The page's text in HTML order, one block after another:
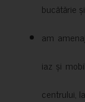
bucătărie
am
iaz și
centrului,